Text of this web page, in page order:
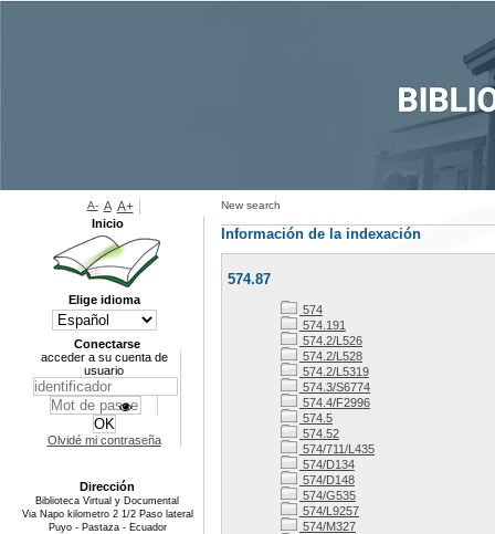
New search
Información de la indexación
574.87
574
574.191
574.2/L526
574.2/L528
574.2/L5319
574.3/S6774
574.4/F2996
574.5
574.52
574/711/L435
574/D134
574/D148
574/G535
574/L9257
574/M327
A- A A+
Inicio
Elige idioma
Conectarse
acceder a su cuenta de
usuario
Olvidé mi contraseña
Dirección
Biblioteca Virtual y Documental
Via Napo kilometro 2 1/2 Paso lateral
Puyo - Pastaza - Ecuador